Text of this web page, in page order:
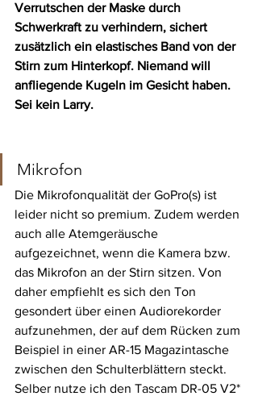
Verrutschen der Maske durch
Schwerkraft zu verhindern, sichert
zusätzlich ein elastisches Band von der
Stirn zum Hinterkopf. Niemand will
anfliegende Kugeln im Gesicht haben.
Sei kein Larry.
Mikrofon
Die Mikrofonqualität der GoPro(s) ist
leider nicht so premium. Zudem werden
auch alle Atemgeräusche
aufgezeichnet, wenn die Kamera bzw.
das Mikrofon an der Stirn sitzen. Von
daher empfiehlt es sich den Ton
gesondert über einen Audiorekorder
aufzunehmen, der auf dem Rücken zum
Beispiel in einer AR-15 Magazintasche
zwischen den Schulterblättern steckt.
Selber nutze ich den Tascam DR-05 V2*